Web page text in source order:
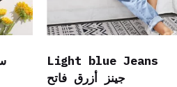
Light blue Jeans
جينز أزرق فاتح